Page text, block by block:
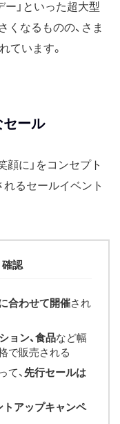
ー」といった超大型
くなるものの、さま
ています。
セール
に」をコンセプト
れるセールイベント
確認
合わせて開催され
ョン、食品など幅
で販売される
て、先行セールは
トアップキャンペ